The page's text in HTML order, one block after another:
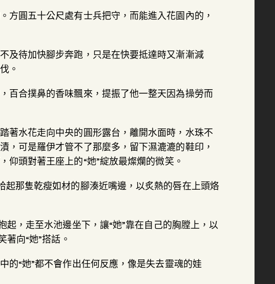
方圓五十公尺處有士兵把守，而能進入花園內的，
及待加快腳步奔跑，只是在快要抵達時又漸漸減
。
百合撲鼻的香味飄來，提振了他一整天因為操勞而
著水花走向中央的圓形露台，離開水面時，水珠不
，可是羅伊才管不了那麼多，留下濕漉漉的鞋印，
仰頭對著王座上的“她”綻放最燦爛的微笑。
起那隻乾瘦如材的腳湊近嘴邊，以炙熱的唇在上頭烙
起，走至水池邊坐下，讓“她”靠在自己的胸膛上，以
著向“她”搭話。
的“她”都不會作出任何反應，像是失去靈魂的娃